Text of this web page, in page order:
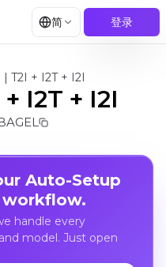
简 登录
| T2I + I2T + I2I
I2T + I2I
Auto-Setup
workflow.
handle every
model. Just open